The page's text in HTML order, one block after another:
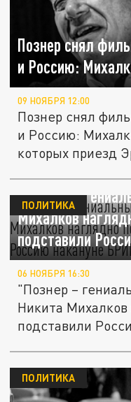
Познер снял
и Россию:
09 НОЯБРЯ 12:00
Познер снял
и Россию:
которых приезд
"Познер –
Михалков
подставили
ПОЛИТИКА
06 НОЯБРЯ 16:30
"Познер –
Никита Михалков
подставили
ПОЛИТИКА